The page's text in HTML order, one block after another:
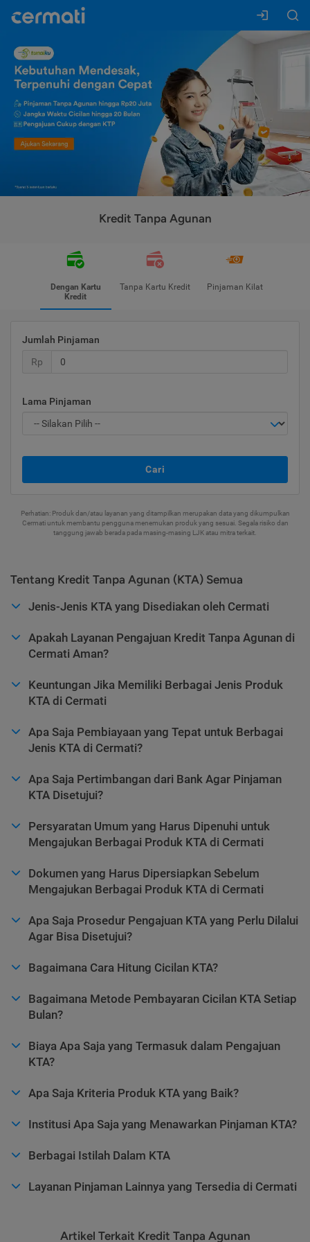
Kredit Tanpa Agunan
Dengan Kartu
Kredit
Tanpa Kartu Kredit Pinjaman Kilat
Jumlah Pinjaman
Rp
Lama Pinjaman
Cari
Perhatian: Produk dan/atau layanan yang ditampilkan merupakan data yang dikumpulkan
Cermati untuk membantu pengguna menemukan produk yang sesuai. Segala risiko dan
tanggung jawab berada pada masing-masing LJK atau mitra terkait.
Tentang Kredit Tanpa Agunan (KTA) Semua
Jenis-Jenis KTA yang Disediakan oleh Cermati
Apakah Layanan Pengajuan Kredit Tanpa Agunan di
Cermati Aman?
Keuntungan Jika Memiliki Berbagai Jenis Produk
KTA di Cermati
Apa Saja Pembiayaan yang Tepat untuk Berbagai
Jenis KTA di Cermati?
Apa Saja Pertimbangan dari Bank Agar Pinjaman
KTA Disetujui?
Persyaratan Umum yang Harus Dipenuhi untuk
Mengajukan Berbagai Produk KTA di Cermati
Dokumen yang Harus Dipersiapkan Sebelum
Mengajukan Berbagai Produk KTA di Cermati
Apa Saja Prosedur Pengajuan KTA yang Perlu Dilalui
Agar Bisa Disetujui?
Bagaimana Cara Hitung Cicilan KTA?
Bagaimana Metode Pembayaran Cicilan KTA Setiap
Bulan?
Biaya Apa Saja yang Termasuk dalam Pengajuan
KTA?
Apa Saja Kriteria Produk KTA yang Baik?
Institusi Apa Saja yang Menawarkan Pinjaman KTA?
Berbagai Istilah Dalam KTA
Layanan Pinjaman Lainnya yang Tersedia di Cermati
Artikel Terkait Kredit Tanpa Agunan